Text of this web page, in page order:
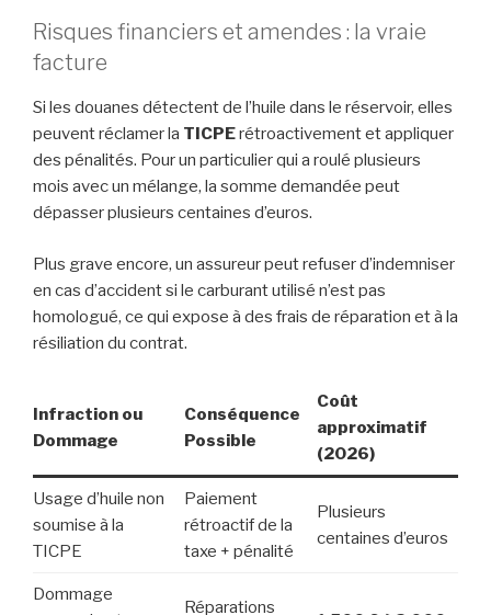
Risques financiers et amendes : la vraie
facture
Si les douanes détectent de l’huile dans le réservoir, elles
peuvent réclamer la TICPErétroactivement et appliquer
des pénalités. Pour un particulier qui a roulé plusieurs
mois avec un mélange, la somme demandée peut
dépasser plusieurs centaines d’euros.
Plus grave encore, un assureur peut refuser d’indemniser
en cas d’accident si le carburant utilisé n’est pas
homologué, ce qui expose à des frais de réparation et à la
résiliation du contrat.
Infraction ou
Dommage
Conséquence
Possible
Coût
approximatif
(2026)
Usage d’huile non
soumise à la
TICPE
Paiement
rétroactif de la
taxe + pénalité
Plusieurs
centaines d’euros
Dommage
Réparations